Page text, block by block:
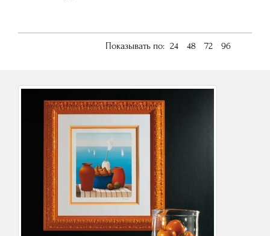
Показывать по: 24 48 72 96